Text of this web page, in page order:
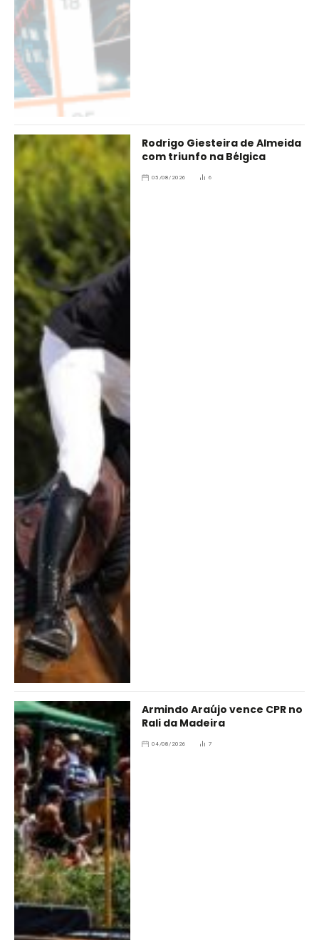
Rodrigo Giesteira de Almeida
com triunfo na Bélgica
05/08/2026 6
Armindo Araújo vence CPR no
Rali da Madeira
04/08/2026 7